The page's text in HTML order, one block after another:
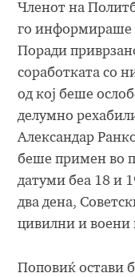
Членот на
го информираше
Поради
соработката со
од кој беше
делумно
Александар
беше примен во
датуми беа 18 и
два дена,
цивилни и воени
Поповиќ остави